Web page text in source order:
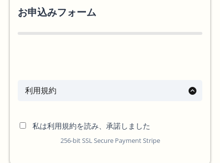
お申込みフォーム
利用規約
私は利用規約を読み、承諾しました
256-bit SSL Secure Payment Stripe